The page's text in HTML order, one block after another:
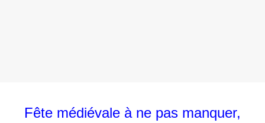
Fête médiévale à ne pas manquer,